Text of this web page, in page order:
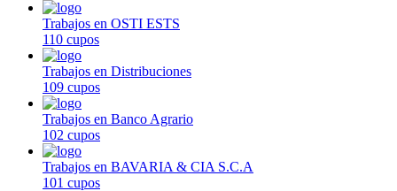
Trabajos en OSTI ESTS
110 cupos
Trabajos en Distribuciones
109 cupos
Trabajos en Banco Agrario
102 cupos
Trabajos en BAVARIA & CIA S.C.A
101 cupos